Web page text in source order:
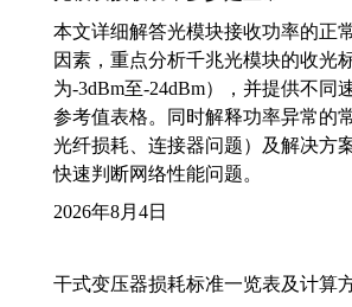
本文详细解答光模块接收功率的正
因素，重点分析千兆光模块的收光
为-3dBm至-24dBm），并提供不同
参考值表格。同时解释功率异常的
光纤损耗、连接器问题）及解决方
快速判断网络性能问题。
2026年8月4日
干式变压器损耗标准一览表及计算